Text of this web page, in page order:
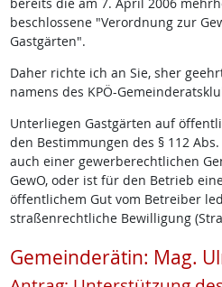
beschlossene "Verordnung zur
Gastgärten".
Daher richte ich an Sie, sher
namens des KPÖ-
Unterliegen Gastgärten auf
den Bestimmungen des § 112
auch einer gewerberechtlichen
GewO, oder ist für den Betrieb
öffentlichem Gut vom Betreiber
straßenrechtliche Bewilligung
Gemeinderätin: Mag.